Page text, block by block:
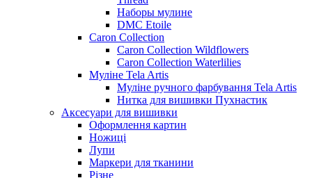
Наборы мулине
DMC Etoile
Caron Collection
Caron Collection Wildflowers
Caron Collection Waterlilies
Муліне Tela Artis
Муліне ручного фарбування Tela Artis
Нитка для вишивки Пухнастик
Аксесуари для вишивки
Оформлення картин
Ножиці
Лупи
Маркери для тканини
Різне